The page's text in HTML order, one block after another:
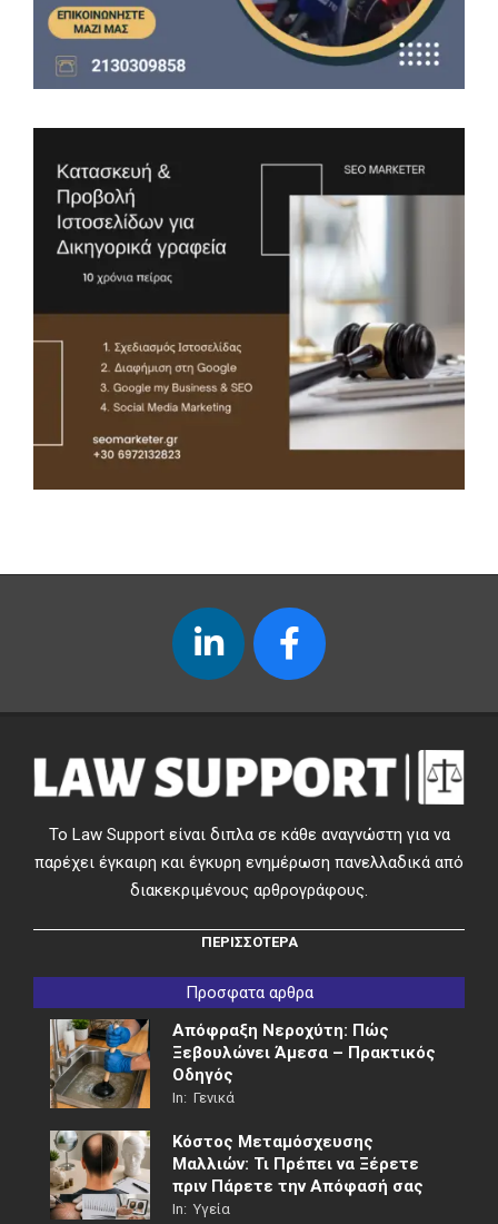
Το Law Support είναι διπλα σε κάθε αναγνώστη για να
παρέχει έγκαιρη και έγκυρη ενημέρωση πανελλαδικά από
διακεκριμένους αρθρογράφους.
ΠΕΡΙΣΣΟΤΕΡΑ
Προσφατα αρθρα
Απόφραξη Νεροχύτη: Πώς
Ξεβουλώνει Άμεσα – Πρακτικός
Οδηγός
In: Γενικά
Κόστος Μεταμόσχευσης
Μαλλιών: Τι Πρέπει να Ξέρετε
πριν Πάρετε την Απόφασή σας
In: Υγεία